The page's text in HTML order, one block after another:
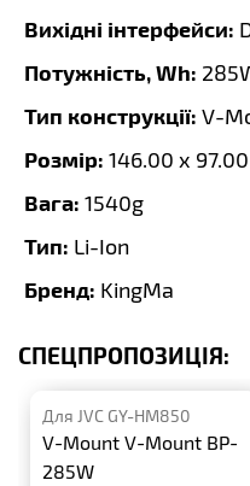
Вихідні інтерфейси:
Потужність, Wh:
Тип конструкції: V-
Розмір: 146.00 x
Вага: 1540g
Тип: Li-Ion
Бренд: KingMa
СПЕЦПРОПОЗИЦІЯ:
Для JVC GY-HM850
V-Mount V-Mount BP-
285W